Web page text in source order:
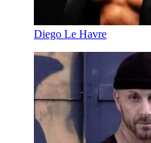
Diego Le Havre